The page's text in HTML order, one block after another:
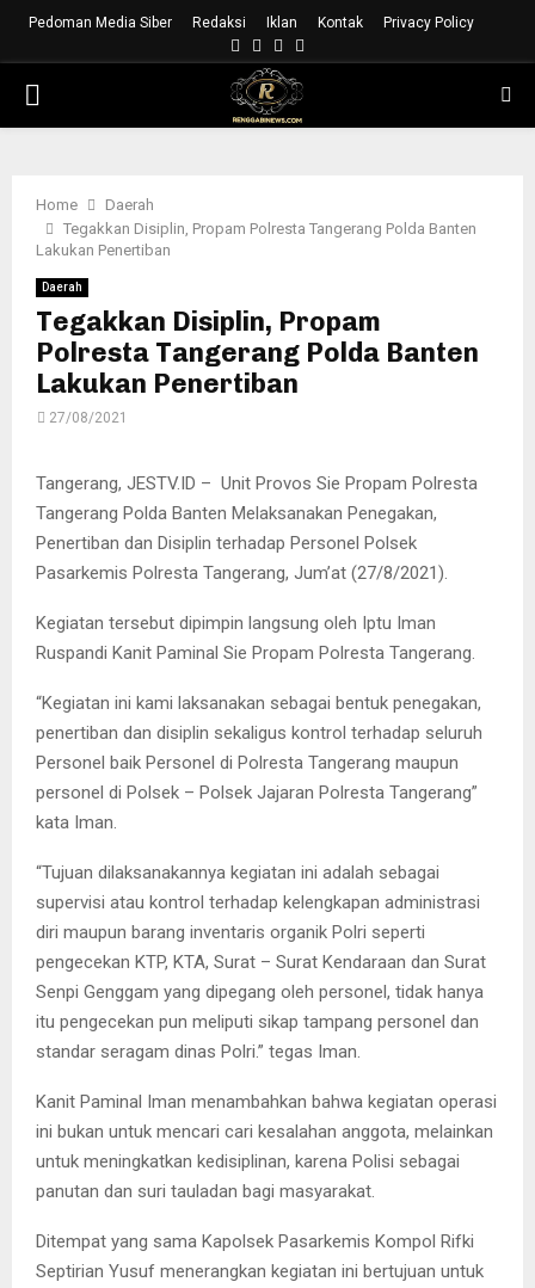
Pedoman Media Siber Redaksi Iklan Kontak Privacy Policy
Facebook
Instagram
Youtube
PRIMARY
Home
Daerah
Tegakkan Disiplin, Propam Polresta Tangerang Polda Banten
Lakukan Penertiban
Daerah
Tegakkan Disiplin, Propam
Polresta Tangerang Polda Banten
Lakukan Penertiban
27/08/2021
Tangerang, JESTV.ID – Unit Provos Sie Propam Polresta
Tangerang Polda Banten Melaksanakan Penegakan,
Penertiban dan Disiplin terhadap Personel Polsek
Pasarkemis Polresta Tangerang, Jum’at (27/8/2021).
Kegiatan tersebut dipimpin langsung oleh Iptu Iman
Ruspandi Kanit Paminal Sie Propam Polresta Tangerang.
“Kegiatan ini kami laksanakan sebagai bentuk penegakan,
penertiban dan disiplin sekaligus kontrol terhadap seluruh
Personel baik Personel di Polresta Tangerang maupun
personel di Polsek – Polsek Jajaran Polresta Tangerang”
kata Iman.
“Tujuan dilaksanakannya kegiatan ini adalah sebagai
supervisi atau kontrol terhadap kelengkapan administrasi
diri maupun barang inventaris organik Polri seperti
pengecekan KTP, KTA, Surat – Surat Kendaraan dan Surat
Senpi Genggam yang dipegang oleh personel, tidak hanya
itu pengecekan pun meliputi sikap tampang personel dan
standar seragam dinas Polri.” tegas Iman.
Kanit Paminal Iman menambahkan bahwa kegiatan operasi
ini bukan untuk mencari cari kesalahan anggota, melainkan
untuk meningkatkan kedisiplinan, karena Polisi sebagai
panutan dan suri tauladan bagi masyarakat.
Ditempat yang sama Kapolsek Pasarkemis Kompol Rifki
Septirian Yusuf menerangkan kegiatan ini bertujuan untuk